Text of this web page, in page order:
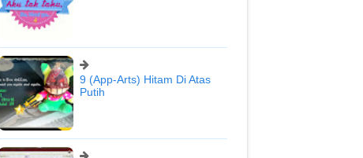
9 (App-Arts) Hitam Di Atas
Putih